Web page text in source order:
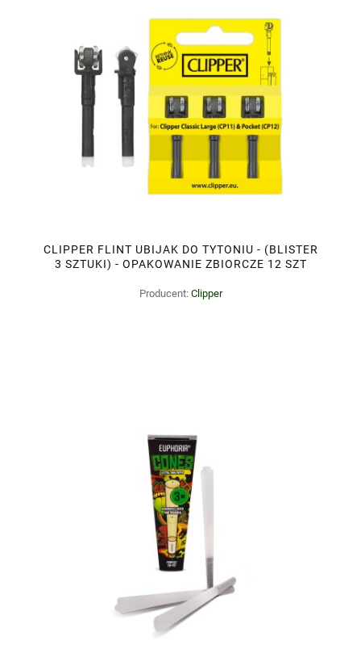
CLIPPER FLINT UBIJAK DO TYTONIU - (BLISTER
3 SZTUKI) - OPAKOWANIE ZBIORCZE 12 SZT
Producent: Clipper